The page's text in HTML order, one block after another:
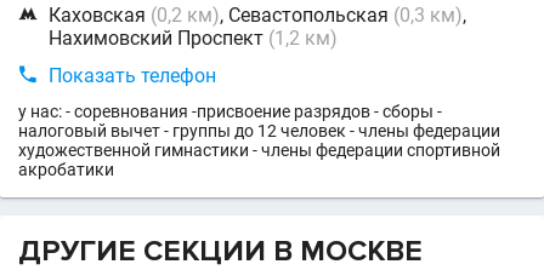
 Каховская (0,2 км), Севастопольская (0,3 км),
Нахимовский Проспект (1,2 км)
 Показать телефон
у нас: - соревнования -присвоение разрядов - сборы -
налоговый вычет - группы до 12 человек - члены федерации
художественной гимнастики - члены федерации спортивной
акробатики
ДРУГИЕ СЕКЦИИ В МОСКВЕ